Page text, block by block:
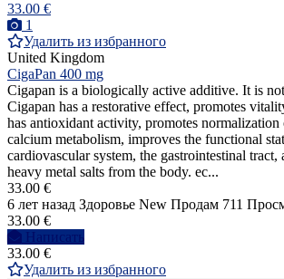
33.00 €
1
Удалить из избранного
United Kingdom
CigaPan 400 mg
Cigapan is a biologically active additive. It is
Cigapan has a restorative effect, promotes
has antioxidant activity, promotes normalization
calcium metabolism, improves the functional
cardiovascular system, the gastrointestinal tract,
heavy metal salts from the body. ec...
33.00 €
6 лет назад Здоровье New Продам 711
33.00 €
Написать
33.00 €
Удалить из избранного